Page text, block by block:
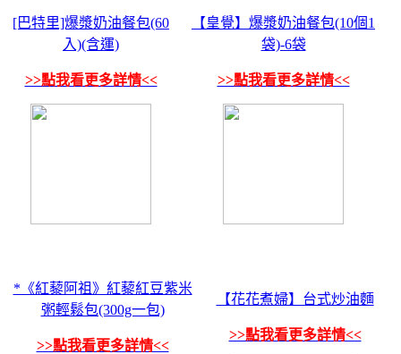
[巴特里]爆漿奶油餐包(60
入)(含運)
>>點我看更多詳情<<
【皇覺】爆漿奶油餐包(10個1
袋)-6袋
>>點我看更多詳情<<
*《紅藜阿祖》紅藜紅豆紫米
粥輕鬆包(300g一包)
>>點我看更多詳情<<
【花花煮婦】台式炒油麵
>>點我看更多詳情<<